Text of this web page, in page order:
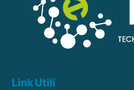
Link Utili